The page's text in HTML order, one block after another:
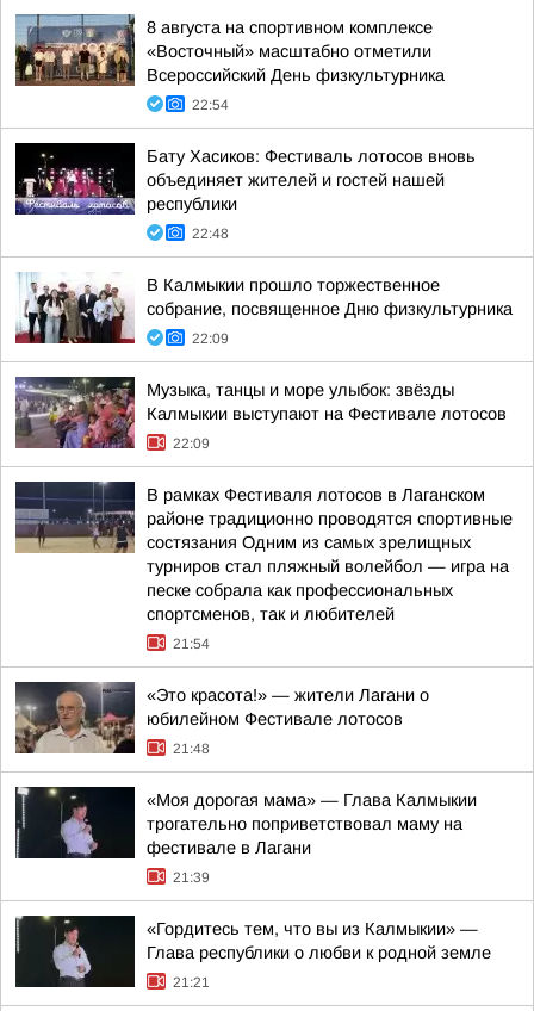
8 августа на спортивном комплексе
«Восточный» масштабно отметили
Всероссийский День физкультурника
22:54
Бату Хасиков: Фестиваль лотосов вновь
объединяет жителей и гостей нашей
республики
22:48
В Калмыкии прошло торжественное
собрание, посвященное Дню физкультурника
22:09
Музыка, танцы и море улыбок: звёзды
Калмыкии выступают на Фестивале лотосов
22:09
В рамках Фестиваля лотосов в Лаганском
районе традиционно проводятся спортивные
состязания Одним из самых зрелищных
турниров стал пляжный волейбол — игра на
песке собрала как профессиональных
спортсменов, так и любителей
21:54
«Это красота!» — жители Лагани о
юбилейном Фестивале лотосов
21:48
«Моя дорогая мама» — Глава Калмыкии
трогательно поприветствовал маму на
фестивале в Лагани
21:39
«Гордитесь тем, что вы из Калмыкии» —
Глава республики о любви к родной земле
21:21